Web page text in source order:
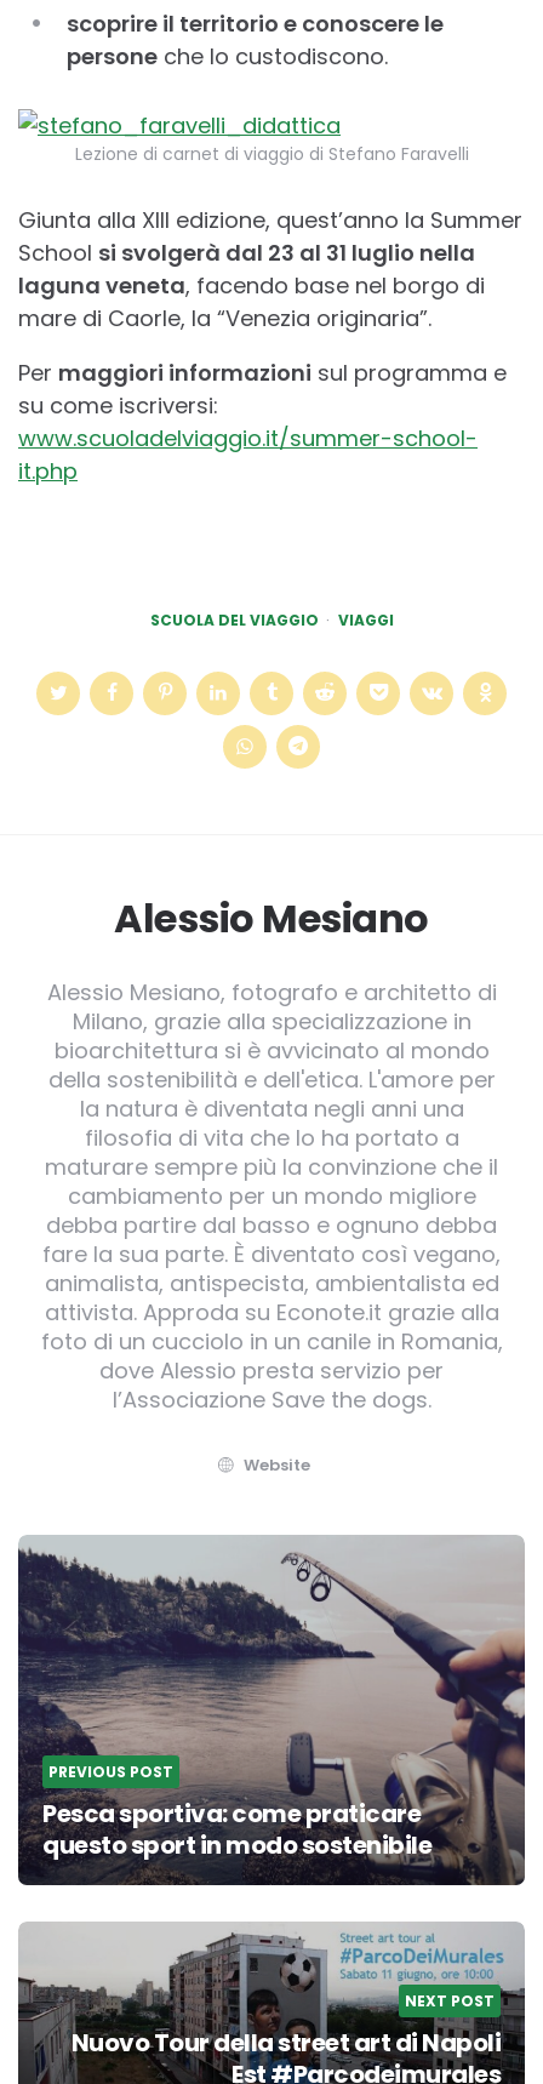
scoprire il territorio e conoscere le
persone che lo custodiscono.
Lezione di carnet di viaggio di Stefano Faravelli
Giunta alla XIII edizione, quest’anno la Summer
School si svolgerà dal 23 al 31 luglio nella
laguna veneta, facendo base nel borgo di
mare di Caorle, la “Venezia originaria”.
Per maggiori informazioni sul programma e
su come iscriversi:
www.scuoladelviaggio.it/summer-school-
it.php
SCUOLA DEL VIAGGIO VIAGGI
Alessio Mesiano
Alessio Mesiano, fotografo e architetto di
Milano, grazie alla specializzazione in
bioarchitettura si è avvicinato al mondo
della sostenibilità e dell'etica. L'amore per
la natura è diventata negli anni una
filosofia di vita che lo ha portato a
maturare sempre più la convinzione che il
cambiamento per un mondo migliore
debba partire dal basso e ognuno debba
fare la sua parte. È diventato così vegano,
animalista, antispecista, ambientalista ed
attivista. Approda su Econote.it grazie alla
foto di un cucciolo in un canile in Romania,
dove Alessio presta servizio per
l’Associazione Save the dogs.
Website
Post
navigation
PREVIOUS POST
Pesca sportiva: come praticare
questo sport in modo sostenibile
NEXT POST
Nuovo Tour della street art di Napoli
Est #Parcodeimurales